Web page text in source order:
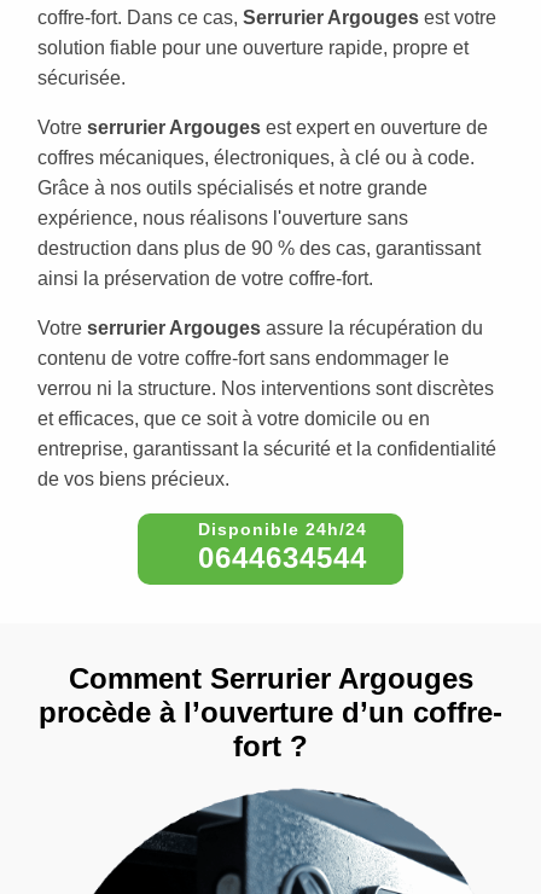
coffre-fort. Dans ce cas, Serrurier Argouges est votre
solution fiable pour une ouverture rapide, propre et
sécurisée.
Votre serrurier Argouges est expert en ouverture de
coffres mécaniques, électroniques, à clé ou à code.
Grâce à nos outils spécialisés et notre grande
expérience, nous réalisons l'ouverture sans
destruction dans plus de 90 % des cas, garantissant
ainsi la préservation de votre coffre-fort.
Votre serrurier Argouges assure la récupération du
contenu de votre coffre-fort sans endommager le
verrou ni la structure. Nos interventions sont discrètes
et efficaces, que ce soit à votre domicile ou en
entreprise, garantissant la sécurité et la confidentialité
de vos biens précieux.
0644634544
Comment Serrurier Argouges
procède à l’ouverture d’un coffre-
fort ?